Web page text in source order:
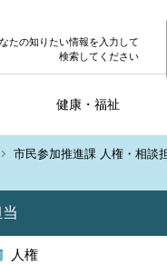
たの知りたい情報を入力して
検索してください
健康・福祉
市民参加推進課 人権・相談
人権